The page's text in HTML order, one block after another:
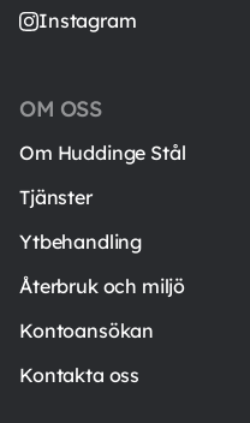
Instagram
OM OSS
Om Huddinge Stål
Tjänster
Ytbehandling
Återbruk och miljö
Kontoansökan
Kontakta oss